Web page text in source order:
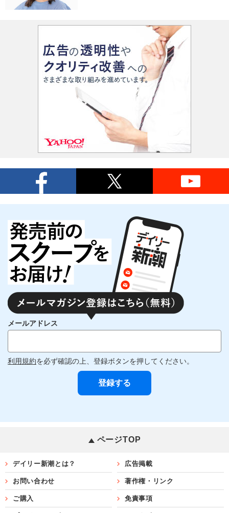
メールアドレス
利用規約を必ず確認の上、登録ボタンを押してください。
ページTOP
デイリー新潮とは？ 広告掲載
お問い合わせ 著作権・リンク
ご購入 免責事項